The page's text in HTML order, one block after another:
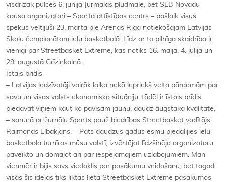
visdrīzāk pulcēs 6. jūnijā Jūrmalas pludmalē, bet SEB Novadu
kausa organizatori – Sporta attīstības centrs – pašlaik visus
spēkus veltījuši 23. martā pie Arēnas Rīga notiekošajam Latvijas
Skolu čempionātam ielu basketbolā. Līdz ar to pilnīga skaidrība ir
vienīgi par Streetbasket Extreme, kas notiks 16. maijā, 4. jūlijā un
29. augustā Grīziņkalnā.
Īstais brīdis
– Latvijas iedzīvotāji vairāk laika nekā iepriekš velta pārdomām par
savu un visas valsts ekonomisko situāciju, tādēļ ir īstais brīdis
piedāvāt viņiem kaut ko pavisam jaunu, daudz augstākā kvalitātē,
– sarunā ar žurnālu Sports pauž biedrības Streetbasket vadītājs
Raimonds Elbakjans. – Pats daudzus gadus esmu piedalījies ielu
basketbola turnīros mūsu valstī, izvērtējot līdzšinējo organizatoru
paveikto un domājot arī par iespējamajiem uzlabojumiem. Man
vienmēr ir bijis savs viedoklis par pasākumu veidošanu, bet tagad
visas šīs idejas tiks liktas lietā Streetbasket Extreme pasākumos